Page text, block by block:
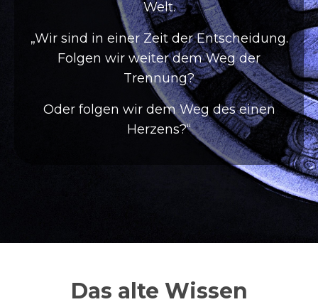
Welt.
„Wir sind in einer Zeit der Entscheidung.
Folgen wir weiter dem Weg der
Trennung?
Oder folgen wir dem Weg des einen
Herzens?“
Das alte Wissen